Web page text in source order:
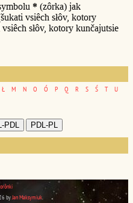
* (zôrka) jak
vsiêch słôv, kotory
słôv, kotory kunčajutsie
Ł M N O Ó P Q R S Ś T
U
byJan Maksymiuk